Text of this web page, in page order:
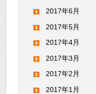
2017年6月
2017年5月
2017年4月
2017年3月
2017年2月
2017年1月